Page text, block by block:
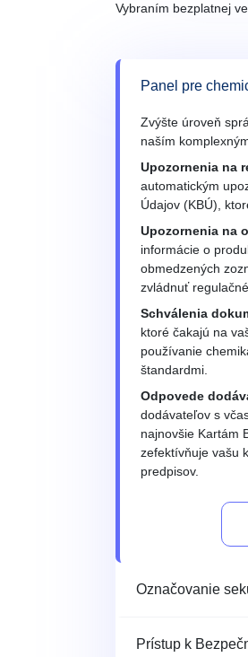
Vybraním bezplatnej
Panel pre
Zvýšte úroveň
naším
Upozornenia na
automatickým
Údajov (KBÚ),
Upozornenia na
informácie o
obmedzených
zvládnuť
Schválenia
ktoré čakajú na
používanie
štandardmi.
Odpovede
dodávateľov s
najnovšie Kartám
zefektívňuje vašu
predpisov.
Označovanie
Prístup k